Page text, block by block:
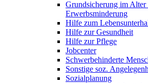
Grundsicherung im Alter
Erwerbsminderung
Hilfe zum
Hilfe zur Gesundheit
Hilfe zur Pflege
Jobcenter
Schwerbehinderte
Sonstige soz.
Sozialplanung